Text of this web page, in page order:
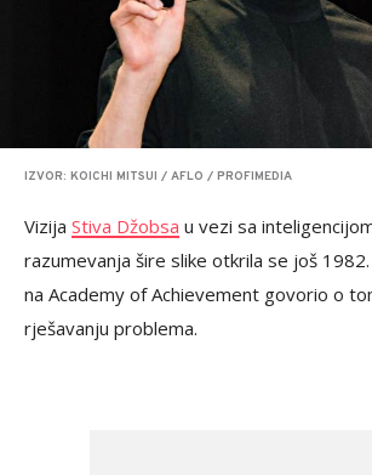
IZVOR: KOICHI MITSUI / AFLO / PROFIMEDIA
Vizija Stiva Džobsa u vezi sa
razumevanja šire slike otkrila se još
na Academy of Achievement govorio o
rješavanju problema.